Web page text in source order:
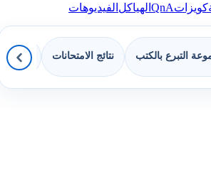
كويزاتQnAالهياكلالفيديوهات
التبرع بالكتب نتائج الامتحانات